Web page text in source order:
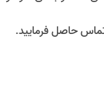
حاصل فرمایید.